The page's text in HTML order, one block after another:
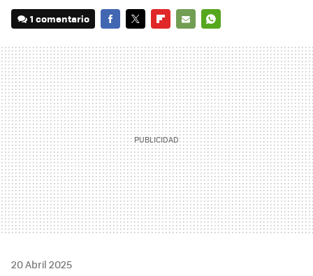
1 comentario
MAIL
20 Abril 2025